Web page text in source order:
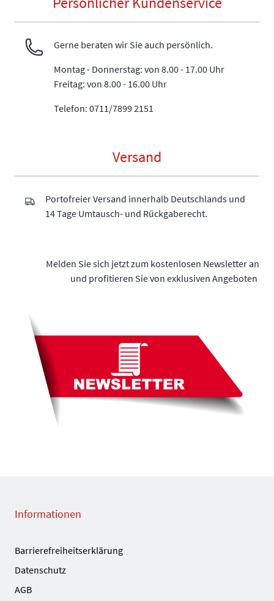
Gerne beraten wir Sie auch persönlich.
Montag - Donnerstag: von 8.00 - 17.00 Uhr
Freitag: von 8.00 - 16.00 Uhr
Telefon: 0711/7899 2151
Versand
Portofreier Versand innerhalb Deutschlands und
14 Tage Umtausch- und Rückgaberecht.
Melden Sie sich jetzt zum kostenlosen Newsletter an
und profitieren Sie von exklusiven Angeboten
Informationen
Barrierefreiheitserklärung
Datenschutz
AGB